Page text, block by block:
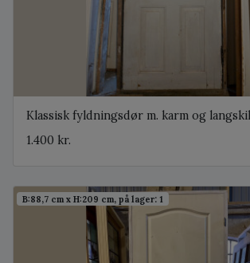
Klassisk fyldningsdør m. karm og
1.400 kr.
B:88,7 cm x H:209 cm, på lager: 1